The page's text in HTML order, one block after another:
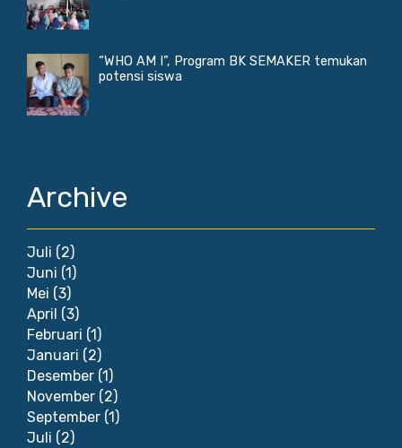
“WHO AM I”, Program BK SEMAKER temukan
potensi siswa
Archive
Juli (2)
Juni (1)
Mei (3)
April (3)
Februari (1)
Januari (2)
Desember (1)
November (2)
September (1)
Juli (2)